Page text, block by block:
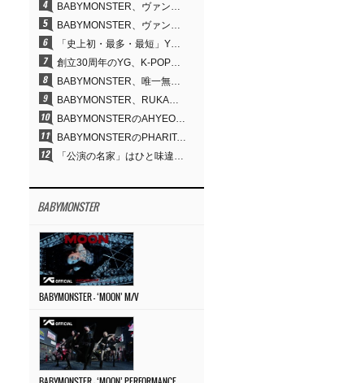
BABYMONSTER、ヴァンパイアに大胆変身…YouTubeトレンド1位を獲得
BABYMONSTER、ヴァンパイアに変身…「MOON」で3か月にわたるプロジェクトを締めくくる
「史上初・最多・最短」YG、30年の揺るぎない信念が切り開いたK-POPツアーの新境地
創立30周年のYG、K-POP公演界に何を残したのか
BABYMONSTER、唯一無二のビジュアルと圧倒的な表現力…『MOON』
BABYMONSTER、RUKA＆CHIQUITAの「MOON」ビジュアルを公開…洗練されたカリスマ性・ユニークなビジュアル
BABYMONSTERのAHYEON＆RORA、ダークコンセプトを完璧に表現…「MOON」ビジュアルフォト公開
BABYMONSTERのPHARITA、「モナリザ眉」も完璧にものにする…ASAと放つ強烈なオーラ
「公演の名家」はひと味違う…YG、30年にわたり積み重ねてきた「体験する音楽」の力
BABYMONSTER
BABYMONSTER – ‘MOON’ M/V